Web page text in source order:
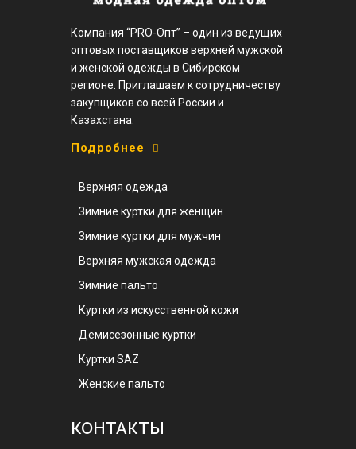
Компания “PRO-Опт” – один из ведущих
оптовых поставщиков верхней мужской
и женской одежды в Сибирском
регионе. Приглашаем к сотрудничеству
закупщиков со всей России и
Казахстана.
Подробнее
Верхняя одежда
Зимние куртки для женщин
Зимние куртки для мужчин
Верхняя мужская одежда
Зимние пальто
Куртки из искусственной кожи
Демисезонные куртки
Куртки SAZ
Женские пальто
КОНТАКТЫ